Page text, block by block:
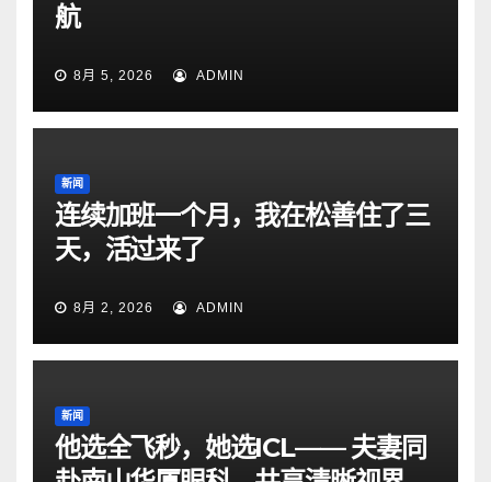
航
8月 5, 2026 ADMIN
新闻
连续加班一个月，我在松善住了三
天，活过来了
8月 2, 2026 ADMIN
新闻
他选全飞秒，她选ICL—— 夫妻同